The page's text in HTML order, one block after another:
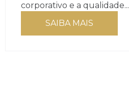
corporativo e a qualidade...
SAIBA MAIS